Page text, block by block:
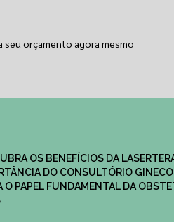
seu orçamento agora mesmo
OS BENEFÍCIOS DA
DO CONSULTÓRIO
O PAPEL FUNDAMENTAL DA